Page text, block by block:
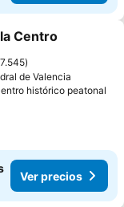
Centro
7.545
de Valencia
histórico peatonal
Ver precios